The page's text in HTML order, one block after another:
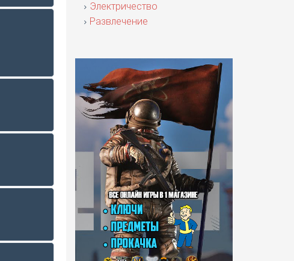
Электричество
Развлечение